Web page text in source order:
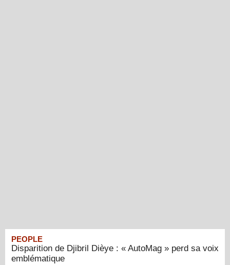
PEOPLE
Disparition de Djibril Dièye : « AutoMag » perd sa voix
emblématique